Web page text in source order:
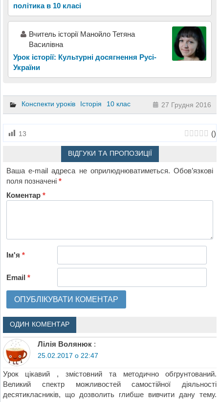
політика в 10 класі
Вчитель історії Манойло Тетяна
Василівна
Урок історії: Культурні досягнення Русі-
України
Конспекти уроків Історія 10 клас 27 Грудня 2016
13 ()
ВІДГУКИ ТА ПРОПОЗИЦІЇ
Ваша e-mail адреса не оприлюднюватиметься. Обов’язкові
поля позначені*
Коментар*
Ім'я*
Email*
ОДИН КОМЕНТАР
Лілія Волянюк :
25.02.2017 о 22:47
Урок цікавий , змістовний та методично обгрунтований.
Великий спектр можливостей самостійної діяльності
десятикласників, що дозволить глибше вивчити дану тему.